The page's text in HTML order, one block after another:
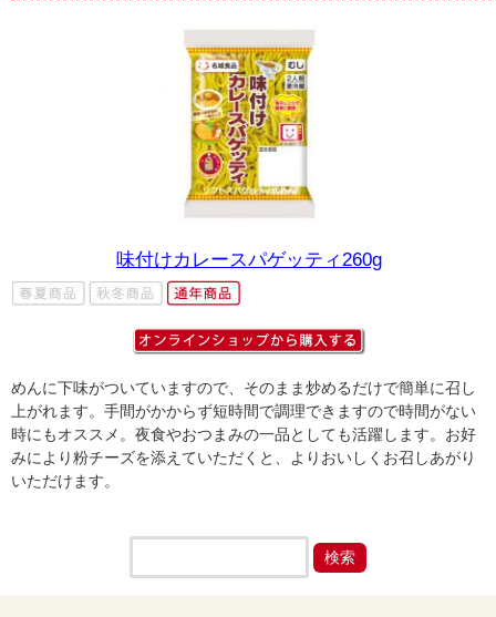
味付けカレースパゲッティ260g
めんに下味がついていますので、そのまま炒めるだけで簡単に召し
上がれます。手間がかからず短時間で調理できますので時間がない
時にもオススメ。夜食やおつまみの一品としても活躍します。お好
みにより粉チーズを添えていただくと、よりおいしくお召しあがり
いただけます。